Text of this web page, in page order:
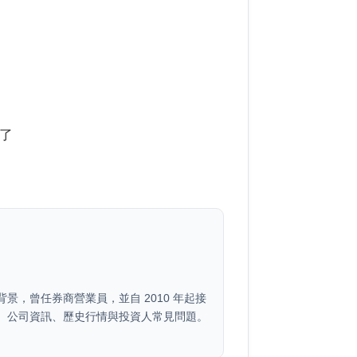
景，曾任券商營業員，並自 2010 年起接
司資訊、歷史行情與投資人常見問題。